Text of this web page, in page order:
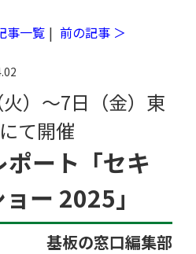
事一覧 | 前の記事 ＞
）〜7日（金）東
て開催
ート「セキ
ー 2025」
基板の窓口編集部